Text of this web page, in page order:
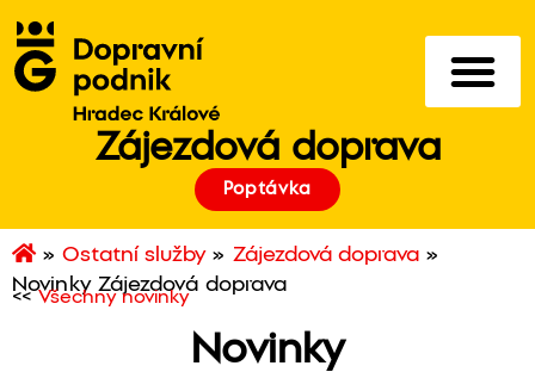
Zájezdová doprava
Poptávka
»Ostatní služby» Zájezdová doprava»
Novinky Zájezdová doprava
<<Všechny novinky
Novinky